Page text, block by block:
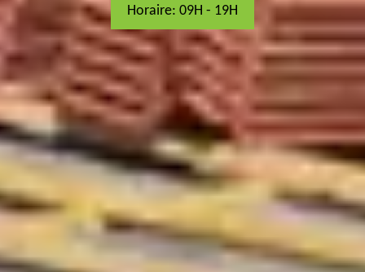
Horaire: 09H - 19H